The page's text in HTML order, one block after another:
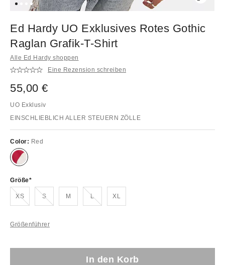
Ed Hardy UO Exklusives Rotes Gothic
Raglan Grafik-T-Shirt
Alle Ed Hardy shoppen
Eine Rezension schreiben
55,00 €
UO Exklusiv
EINSCHLIEBLICH ALLER STEUERN ZÖLLE
Color: Red
Größe
XSAusverkauft!
SAusverkauft!
M LAusverkauft!
XL
Größenführer
In den Korb